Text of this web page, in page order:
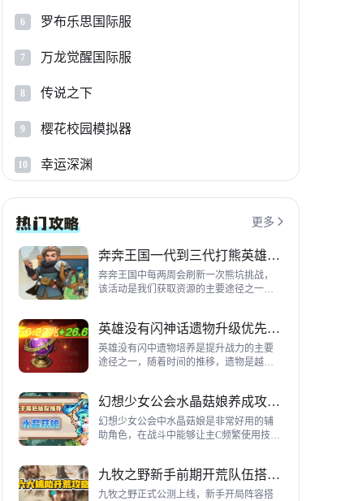
6 罗布乐思国际服
7 万龙觉醒国际服
8 传说之下
9 樱花校园模拟器
10 幸运深渊
更多 
奔奔王国一代到三代打熊英雄推荐
奔奔王国中每两周会刷新一次熊坑挑战，
该活动是我们获取资源的主要途径之一，
到三代打熊英雄选择建议，各位参考一
下。
英雄没有闪神话遗物升级优先级指南
英雄没有闪中遗物培养是提升战力的主要
途径之一，随着时间的推移，遗物是越来
神话遗物升级优先级建议。
幻想少女公会水晶菇娘养成攻略详解
幻想少女公会中水晶菇娘是非常好用的辅
助角色，在战斗中能够让主C频繁使用技
成全方位指南，大家来看看吧。
九牧之野新手前期开荒队伍搭配指南
九牧之野正式公测上线，新手开局阵容搭